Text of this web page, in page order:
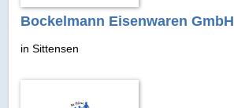
Bockelmann Eisenwaren GmbH
in Sittensen